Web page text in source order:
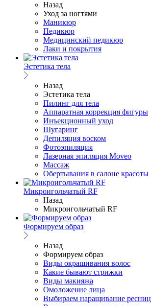
Назад
Уход за ногтями
Маникюр
Педикюр
Медицинский педикюр
Лаки и покрытия
Эстетика тела
Назад
Эстетика тела
Пилинг для тела
Аппаратная коррекция фигуры
Инъекционный уход
Шугаринг
Депиляция воском
Фотоэпиляция
Лазерная эпиляция Moveo
Массаж
Обертывания в салоне красоты
Микроигольчатый RF
Назад
Микроигольчатый RF
Формируем образ
Назад
Формируем образ
Виды окрашивания волос
Какие бывают стрижки
Виды макияжа
Омоложение лица
Выбираем наращивание ресниц